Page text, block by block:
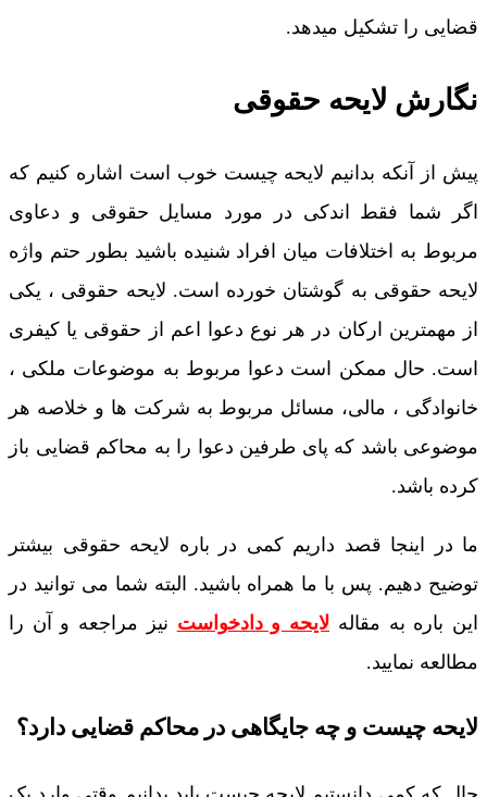
قضایی را تشکیل میدهد.
نگارش لایحه حقوقی
پیش از آنکه بدانیم لایحه چیست خوب است اشاره کنیم که
اگر شما فقط اندکی در مورد مسایل حقوقی و دعاوی
مربوط به اختلافات میان افراد شنیده باشید بطور حتم واژه
لایحه حقوقی به گوشتان خورده است. لایحه حقوقی ، یکی
از مهمترین ارکان در هر نوع دعوا اعم از حقوقی یا کیفری
است. حال ممکن است دعوا مربوط به موضوعات ملکی ،
خانوادگی ، مالی، مسائل مربوط به شرکت ها و خلاصه هر
موضوعی باشد که پای طرفین دعوا را به محاکم قضایی باز
کرده باشد.
ما در اینجا قصد داریم کمی در باره لایحه حقوقی بیشتر
توضیح دهیم. پس با ما همراه باشید. البته شما می توانید در
این باره به مقاله لایحه و دادخواست نیز مراجعه و آن را
مطالعه نمایید.
لایحه چیست و چه جایگاهی در محاکم قضایی دارد؟